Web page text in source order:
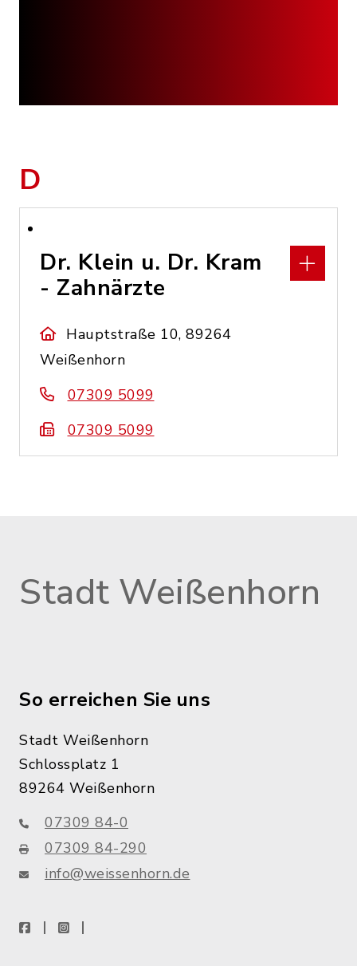
D
Dr. Klein u. Dr. Kram
- Zahnärzte
Hauptstraße 10, 89264
Weißenhorn
07309 5099
07309 5099
Stadt Weißenhorn
So erreichen Sie uns
Stadt Weißenhorn
Schlossplatz 1
89264 Weißenhorn
07309 84-0
07309 84-290
info@weissenhorn.de
facebookinstagram